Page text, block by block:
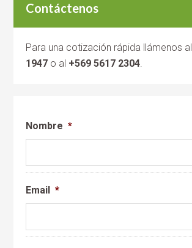
Contáctenos
Para una cotización rápida llámenos al
1947 o al +569 5617 2304.
Nombre *
Email *